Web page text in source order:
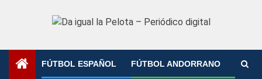
FÚTBOL ESPAÑOL FÚTBOL ANDORRANO